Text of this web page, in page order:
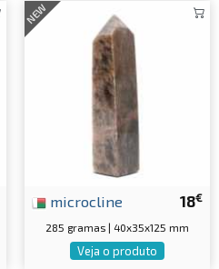
NEW
18€
microcline
285 gramas | 40x35x125 mm
Veja o produto